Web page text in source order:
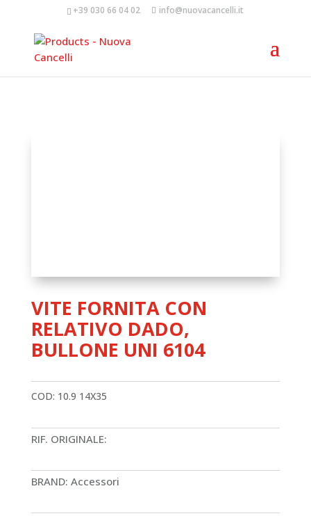
+39 030 66 04 02 info@nuovacancelli.it
VITE FORNITA CON
RELATIVO DADO,
BULLONE UNI 6104
COD: 10.9 14X35
RIF. ORIGINALE:
BRAND: Accessori